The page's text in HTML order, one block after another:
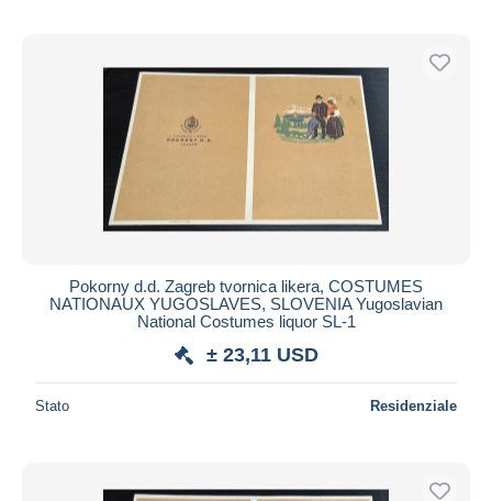
Pokorny d.d. Zagreb tvornica likera, COSTUMES
NATIONAUX YUGOSLAVES, SLOVENIA Yugoslavian
National Costumes liquor SL-1
± 23,11 USD
Stato Residenziale